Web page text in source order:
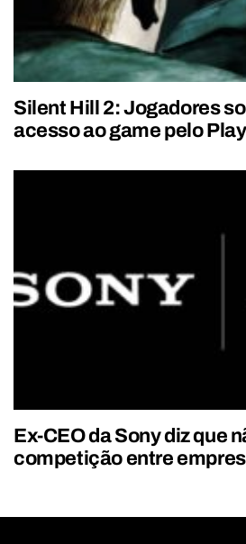
Silent Hill 2: Jogadores
acesso ao game pelo
Ex-CEO da Sony diz que
competição entre